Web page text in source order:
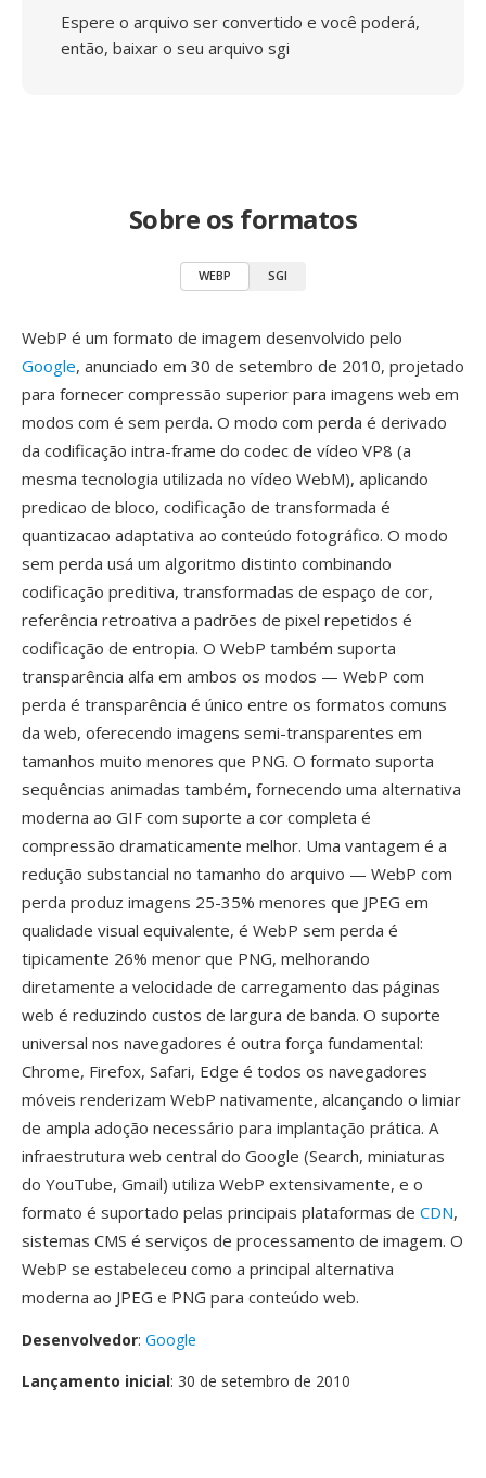
Espere o arquivo ser convertido e você poderá,
então, baixar o seu arquivo sgi
Sobre os formatos
WEBP SGI
WebP é um formato de imagem desenvolvido pelo
Google, anunciado em 30 de setembro de 2010, projetado
para fornecer compressão superior para imagens web em
modos com é sem perda. O modo com perda é derivado
da codificação intra-frame do codec de vídeo VP8 (a
mesma tecnologia utilizada no vídeo WebM), aplicando
predicao de bloco, codificação de transformada é
quantizacao adaptativa ao conteúdo fotográfico. O modo
sem perda usá um algoritmo distinto combinando
codificação preditiva, transformadas de espaço de cor,
referência retroativa a padrões de pixel repetidos é
codificação de entropia. O WebP também suporta
transparência alfa em ambos os modos — WebP com
perda é transparência é único entre os formatos comuns
da web, oferecendo imagens semi-transparentes em
tamanhos muito menores que PNG. O formato suporta
sequências animadas também, fornecendo uma alternativa
moderna ao GIF com suporte a cor completa é
compressão dramaticamente melhor. Uma vantagem é a
redução substancial no tamanho do arquivo — WebP com
perda produz imagens 25-35% menores que JPEG em
qualidade visual equivalente, é WebP sem perda é
tipicamente 26% menor que PNG, melhorando
diretamente a velocidade de carregamento das páginas
web é reduzindo custos de largura de banda. O suporte
universal nos navegadores é outra força fundamental:
Chrome, Firefox, Safari, Edge é todos os navegadores
móveis renderizam WebP nativamente, alcançando o limiar
de ampla adoção necessário para implantação prática. A
infraestrutura web central do Google (Search, miniaturas
do YouTube, Gmail) utiliza WebP extensivamente, e o
formato é suportado pelas principais plataformas de CDN,
sistemas CMS é serviços de processamento de imagem. O
WebP se estabeleceu como a principal alternativa
moderna ao JPEG e PNG para conteúdo web.
Desenvolvedor: Google
Lançamento inicial: 30 de setembro de 2010